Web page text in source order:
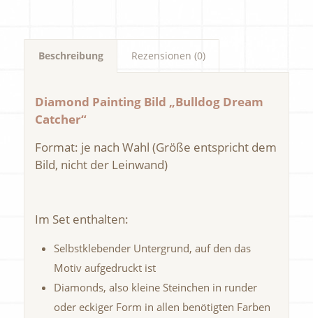
Beschreibung Rezensionen (0)
Diamond Painting Bild „Bulldog Dream
Catcher“
Format: je nach Wahl (Größe entspricht dem
Bild, nicht der Leinwand)
Im Set enthalten:
Selbstklebender Untergrund, auf den das
Motiv aufgedruckt ist
Diamonds, also kleine Steinchen in runder
oder eckiger Form in allen benötigten Farben